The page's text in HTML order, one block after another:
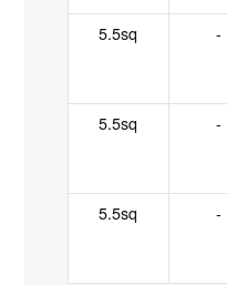
5.5sq -
5.5sq -
5.5sq -